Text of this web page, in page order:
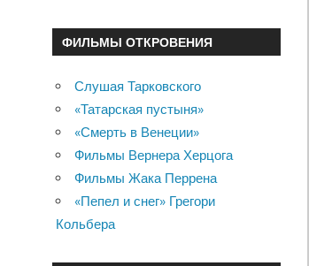
ФИЛЬМЫ ОТКРОВЕНИЯ
Слушая Тарковского
«Татарская пустыня»
«Смерть в Венеции»
Фильмы Вернера Херцога
Фильмы Жака Перрена
«Пепел и снег» Грегори
Кольбера